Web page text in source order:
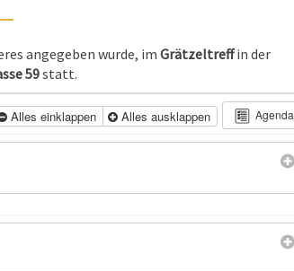
angegeben wurde, imGrätzeltreffin der
59statt.
Agenda
Alles einklappen Alles ausklappen